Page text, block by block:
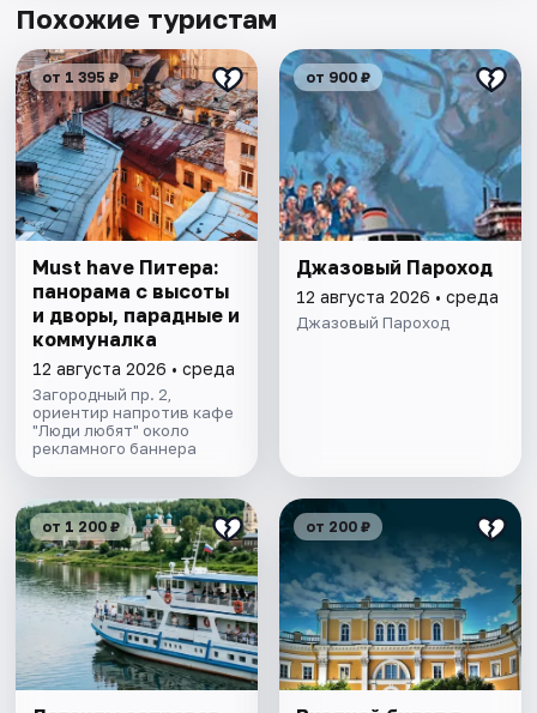
Похожие туристам
от 1 395 ₽
Must have Питера:
панорама с высоты
и дворы, парадные и
коммуналка
12 августа 2026 • среда
Загородный пр. 2,
ориентир напротив кафе
"Люди любят" около
рекламного баннера
от 900 ₽
Джазовый Пароход
12 августа 2026 • среда
Джазовый Пароход
от 1 200 ₽ от 200 ₽